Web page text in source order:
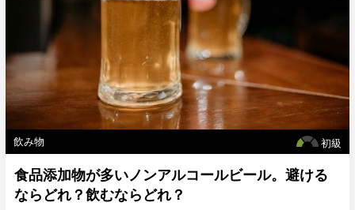
補給源として一般的に飲まれている傾向にあるのがコンビニや自
動販売機などで手軽に手に入れることができるスポーツドリンク
や塩分チャージタブレッツです。これらの商品は種類さまざまで
すが、そのほとんどに添加物が含まれ必要のない物質まで体に取
り入れることになります。次のセクションで詳しく見ていきま
す。
初級
飲み物
食品添加物が多いノンアルコールビール。避ける
ならどれ？飲むならどれ？